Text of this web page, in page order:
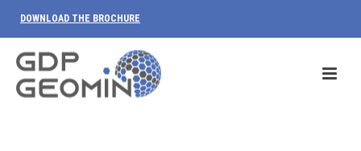
DOWNLOAD THE BROCHURE